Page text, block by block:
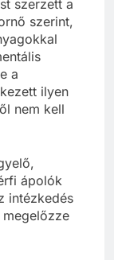
szerzett a
szerint,
a
ilyen
nem kell
ápolók
intézkedés